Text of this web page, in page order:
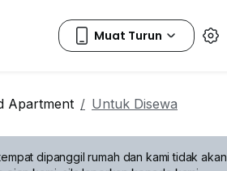
Apartment Untuk Disewa
dipanggil rumah dan kami tidak akan